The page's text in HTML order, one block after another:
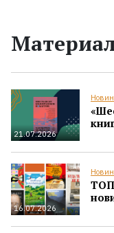
21.07.2026
16.07.2026